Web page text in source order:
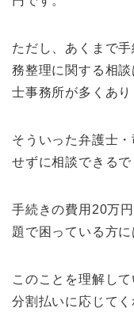
ただし、あくまで
務整理に関する相
士事務所が多くあり
そういった弁護士
せずに相談できるで
手続きの費用20万
題で困っている方に
このことを理解し
分割払いに応じてく